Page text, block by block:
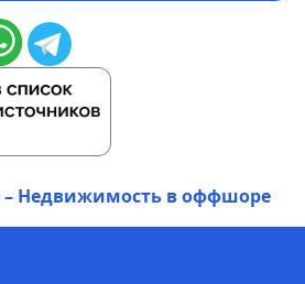
– Недвижимость в оффшоре